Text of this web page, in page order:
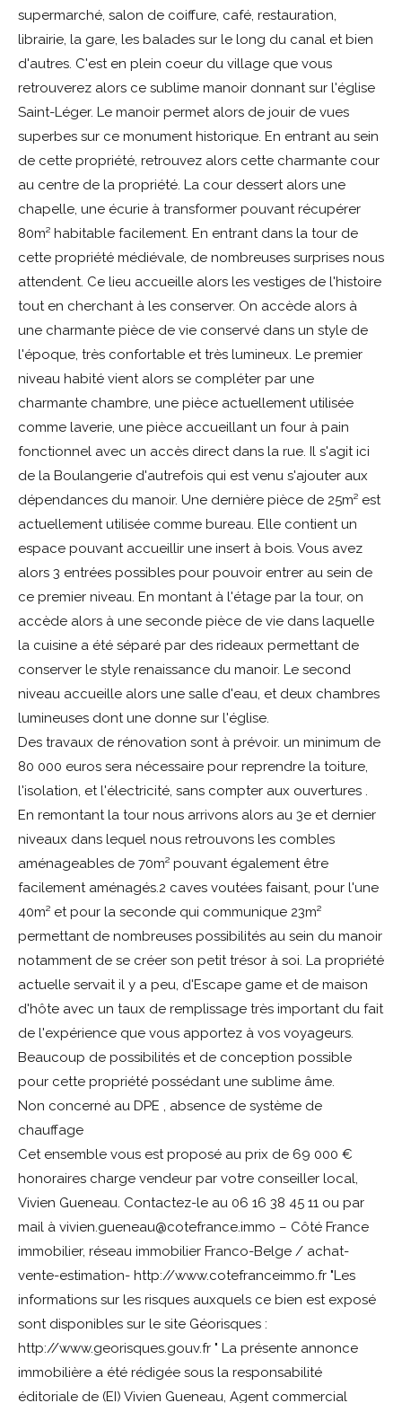
supermarché, salon de coiffure, café, restauration,
librairie, la gare, les balades sur le long du canal et bien
d'autres. C'est en plein coeur du village que vous
retrouverez alors ce sublime manoir donnant sur l'église
Saint-Léger. Le manoir permet alors de jouir de vues
superbes sur ce monument historique. En entrant au sein
de cette propriété, retrouvez alors cette charmante cour
au centre de la propriété. La cour dessert alors une
chapelle, une écurie à transformer pouvant récupérer
80m² habitable facilement. En entrant dans la tour de
cette propriété médiévale, de nombreuses surprises nous
attendent. Ce lieu accueille alors les vestiges de l'histoire
tout en cherchant à les conserver. On accède alors à
une charmante pièce de vie conservé dans un style de
l'époque, très confortable et très lumineux. Le premier
niveau habité vient alors se compléter par une
charmante chambre, une pièce actuellement utilisée
comme laverie, une pièce accueillant un four à pain
fonctionnel avec un accès direct dans la rue. Il s'agit ici
de la Boulangerie d'autrefois qui est venu s'ajouter aux
dépendances du manoir. Une dernière pièce de 25m² est
actuellement utilisée comme bureau. Elle contient un
espace pouvant accueillir une insert à bois. Vous avez
alors 3 entrées possibles pour pouvoir entrer au sein de
ce premier niveau. En montant à l'étage par la tour, on
accède alors à une seconde pièce de vie dans laquelle
la cuisine a été séparé par des rideaux permettant de
conserver le style renaissance du manoir. Le second
niveau accueille alors une salle d'eau, et deux chambres
lumineuses dont une donne sur l'église.
Des travaux de rénovation sont à prévoir. un minimum de
80 000 euros sera nécessaire pour reprendre la toiture,
l'isolation, et l'électricité, sans compter aux ouvertures .
En remontant la tour nous arrivons alors au 3e et dernier
niveaux dans lequel nous retrouvons les combles
aménageables de 70m² pouvant également être
facilement aménagés.2 caves voutées faisant, pour l'une
40m² et pour la seconde qui communique 23m²
permettant de nombreuses possibilités au sein du manoir
notamment de se créer son petit trésor à soi. La propriété
actuelle servait il y a peu, d'Escape game et de maison
d'hôte avec un taux de remplissage très important du fait
de l'expérience que vous apportez à vos voyageurs.
Beaucoup de possibilités et de conception possible
pour cette propriété possédant une sublime âme.
Non concerné au DPE , absence de système de
chauffage
Cet ensemble vous est proposé au prix de 69 000 €
honoraires charge vendeur par votre conseiller local,
Vivien Gueneau. Contactez-le au 06 16 38 45 11 ou par
mail à vivien.gueneau@cotefrance.immo – Côté France
immobilier, réseau immobilier Franco-Belge / achat-
vente-estimation- http://www.cotefranceimmo.fr "Les
informations sur les risques auxquels ce bien est exposé
sont disponibles sur le site Géorisques :
http://www.georisques.gouv.fr " La présente annonce
immobilière a été rédigée sous la responsabilité
éditoriale de (EI) Vivien Gueneau, Agent commercial